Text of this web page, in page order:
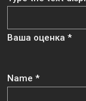
Name *
Ваша оценка *